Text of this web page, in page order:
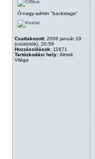
Ó-nagy-admin "backstage"
Csatlakozott: 2006 január 19
(csütörtök), 20:59
Hozzászólások: 11671
Tartózkodási hely: Álmok
Világa